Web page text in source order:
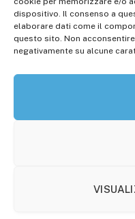
dispositivo. Il consenso a
elaborare dati come il
questo sito. Non
negativamente su alcune
info@molisetabloid.it
Disclaimer